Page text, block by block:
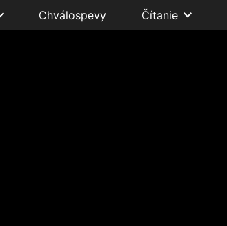
Chválospevy Čítanie